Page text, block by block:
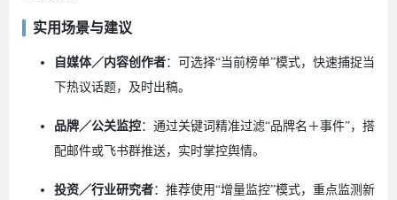
实用场景与建议
自媒体／内容创作者：可选择“当前榜单”模式，快速捕捉当
下热议话题，及时出稿。
品牌／公关监控：通过关键词精准过滤“品牌名＋事件”，搭
配邮件或飞书群推送，实时掌控舆情。
投资／行业研究者：推荐使用“增量监控”模式，重点监测新